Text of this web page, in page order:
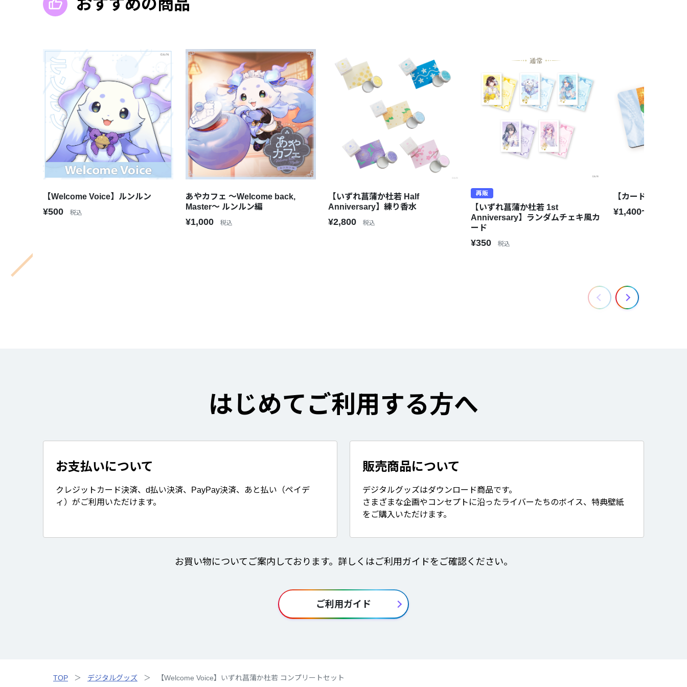
おすすめの商品
【Welcome Voice】ルンルン
¥500 税込
あやカフェ ～Welcome back,
Master～ ルンルン編
¥1,000 税込
【いずれ菖蒲か杜若 Half
Anniversary】練り香水
¥2,800 税込
再販
【いずれ菖蒲か杜若 1st
Anniversary】ランダムチェキ風カ
ード
¥350 税込
【カードサプライ
¥1,400~¥3,500
はじめてご利用する方へ
お支払いについて
クレジットカード決済、d払い決済、PayPay決済、あと払い（ペイデ
ィ）がご利用いただけます。
販売商品について
デジタルグッズはダウンロード商品です。
さまざまな企画やコンセプトに沿ったライバーたちのボイス、特典壁紙
をご購入いただけます。
お買い物についてご案内しております。詳しくはご利用ガイドをご確認ください。
ご利用ガイド
TOP デジタルグッズ 【Welcome Voice】いずれ菖蒲か杜若 コンプリートセット